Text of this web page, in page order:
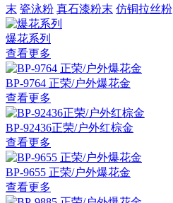
末 瓷泳粉 真石漆粉末 仿铜拉丝粉
爆花系列
查看更多
BP-9764 正荣/户外爆花金
查看更多
BP-92436正荣/户外红棕金
查看更多
BP-9655 正荣/户外爆花金
查看更多